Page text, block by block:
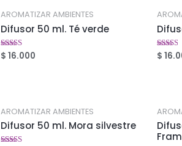
AROMATIZAR AMBIENTES
Difusor 50 ml. Té verde
Valorado
en
$ 16.000
en
$
AROMATIZAR AMBIENTES
Difusor 50 ml. Mora silvestre